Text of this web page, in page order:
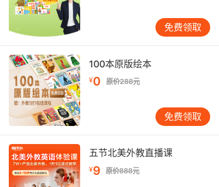
免费领取
100本原版绘本
¥0 原价288元
免费领取
五节北美外教直播课
¥9 原价888元